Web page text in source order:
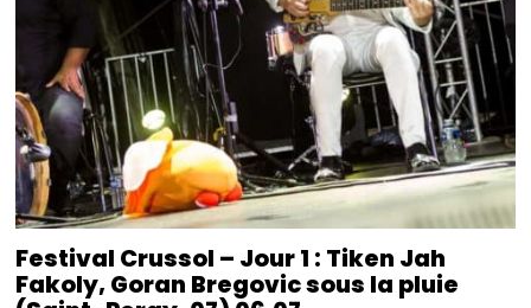
Festival Crussol – Jour 1 : Tiken Jah
Fakoly, Goran Bregovic sous la pluie